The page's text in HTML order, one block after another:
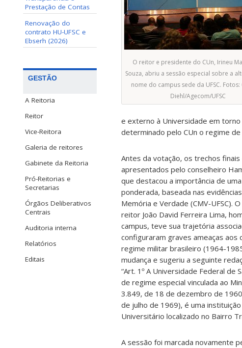
Prestação de Contas
Renovação do
contrato HU-UFSC e
Ebserh (2026)
GESTÃO
A Reitoria
Reitor
Vice-Reitora
Galeria de reitores
Gabinete da Reitoria
Pró-Reitorias e
Secretarias
Órgãos Deliberativos
Centrais
Auditoria interna
Relatórios
Editais
O reitor e presidente do CUn, Irineu
Souza, abriu a sessão especial sobre a
nome do campus sede da UFSC. Fotos:
Diehl/Agecom/UFSC
e externo à Universidade em
determinado pelo CUn o regime
Antes da votação, os trechos
apresentados pelo conselheiro
que destacou a importância de
ponderada, baseada nas
Memória e Verdade (CMV-UFSC).
reitor João David Ferreira Lima,
campus, teve sua trajetória
configuraram graves ameaças aos
regime militar brasileiro (1964-
mudança e sugeriu a seguinte
“Art. 1º A Universidade Federal de
de regime especial vinculada ao
3.849, de 18 de dezembro de
de julho de 1969), é uma
Universitário localizado no Bairro
A sessão foi marcada novamente